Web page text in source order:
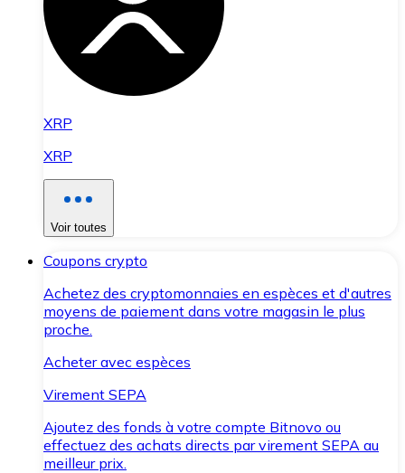
XRP
XRP
Voir toutes
Coupons crypto
Achetez des cryptomonnaies en espèces et d'autres
moyens de paiement dans votre magasin le plus
proche.
Acheter avec espèces
Virement SEPA
Ajoutez des fonds à votre compte Bitnovo ou
effectuez des achats directs par virement SEPA au
meilleur prix.